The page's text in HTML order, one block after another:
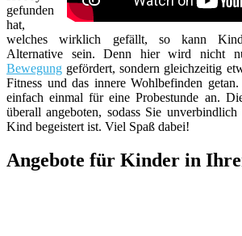
gefunden
hat,
welches wirklich gefällt, so kann
Alternative sein. Denn hier wird nicht
Bewegung gefördert, sondern gleichzeitig
Fitness und das innere Wohlbefinden
einfach einmal für eine Probestunde an.
überall angeboten, sodass Sie
Kind begeistert ist. Viel Spaß dabei!
Angebote für Kinder in